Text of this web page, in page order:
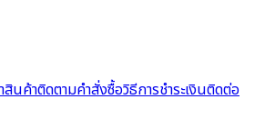
สินค้าติดตามคำสั่งซื้อวิธีการชำระเงินติดต่อ